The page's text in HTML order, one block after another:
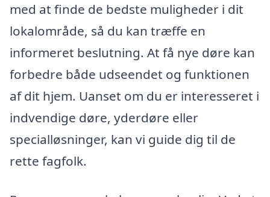
med at finde de bedste muligheder i dit
lokalområde, så du kan træffe en
informeret beslutning. At få nye døre kan
forbedre både udseendet og funktionen
af dit hjem. Uanset om du er interesseret i
indvendige døre, yderdøre eller
specialløsninger, kan vi guide dig til de
rette fagfolk.